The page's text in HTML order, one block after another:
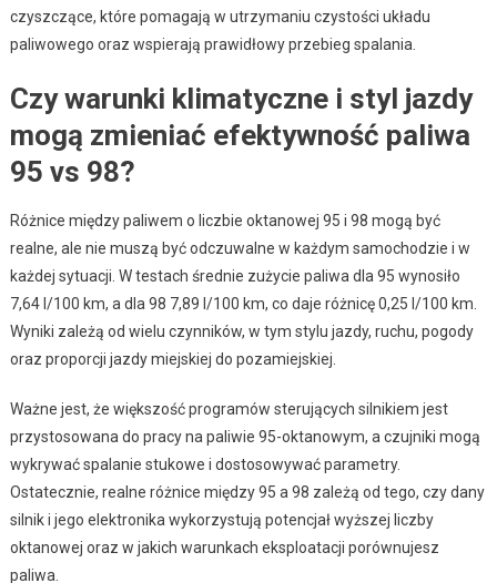
czyszczące, które pomagają w utrzymaniu czystości układu
paliwowego oraz wspierają prawidłowy przebieg spalania.
Czy warunki klimatyczne i styl jazdy
mogą zmieniać efektywność paliwa
95 vs 98?
Różnice między paliwem o liczbie oktanowej 95 i 98 mogą być
realne, ale nie muszą być odczuwalne w każdym samochodzie i w
każdej sytuacji. W testach średnie zużycie paliwa dla 95 wynosiło
7,64 l/100 km, a dla 98 7,89 l/100 km, co daje różnicę 0,25 l/100 km.
Wyniki zależą od wielu czynników, w tym stylu jazdy, ruchu, pogody
oraz proporcji jazdy miejskiej do pozamiejskiej.
Ważne jest, że większość programów sterujących silnikiem jest
przystosowana do pracy na paliwie 95-oktanowym, a czujniki mogą
wykrywać spalanie stukowe i dostosowywać parametry.
Ostatecznie, realne różnice między 95 a 98 zależą od tego, czy dany
silnik i jego elektronika wykorzystują potencjał wyższej liczby
oktanowej oraz w jakich warunkach eksploatacji porównujesz
paliwa.